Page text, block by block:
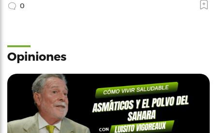
0
Opiniones